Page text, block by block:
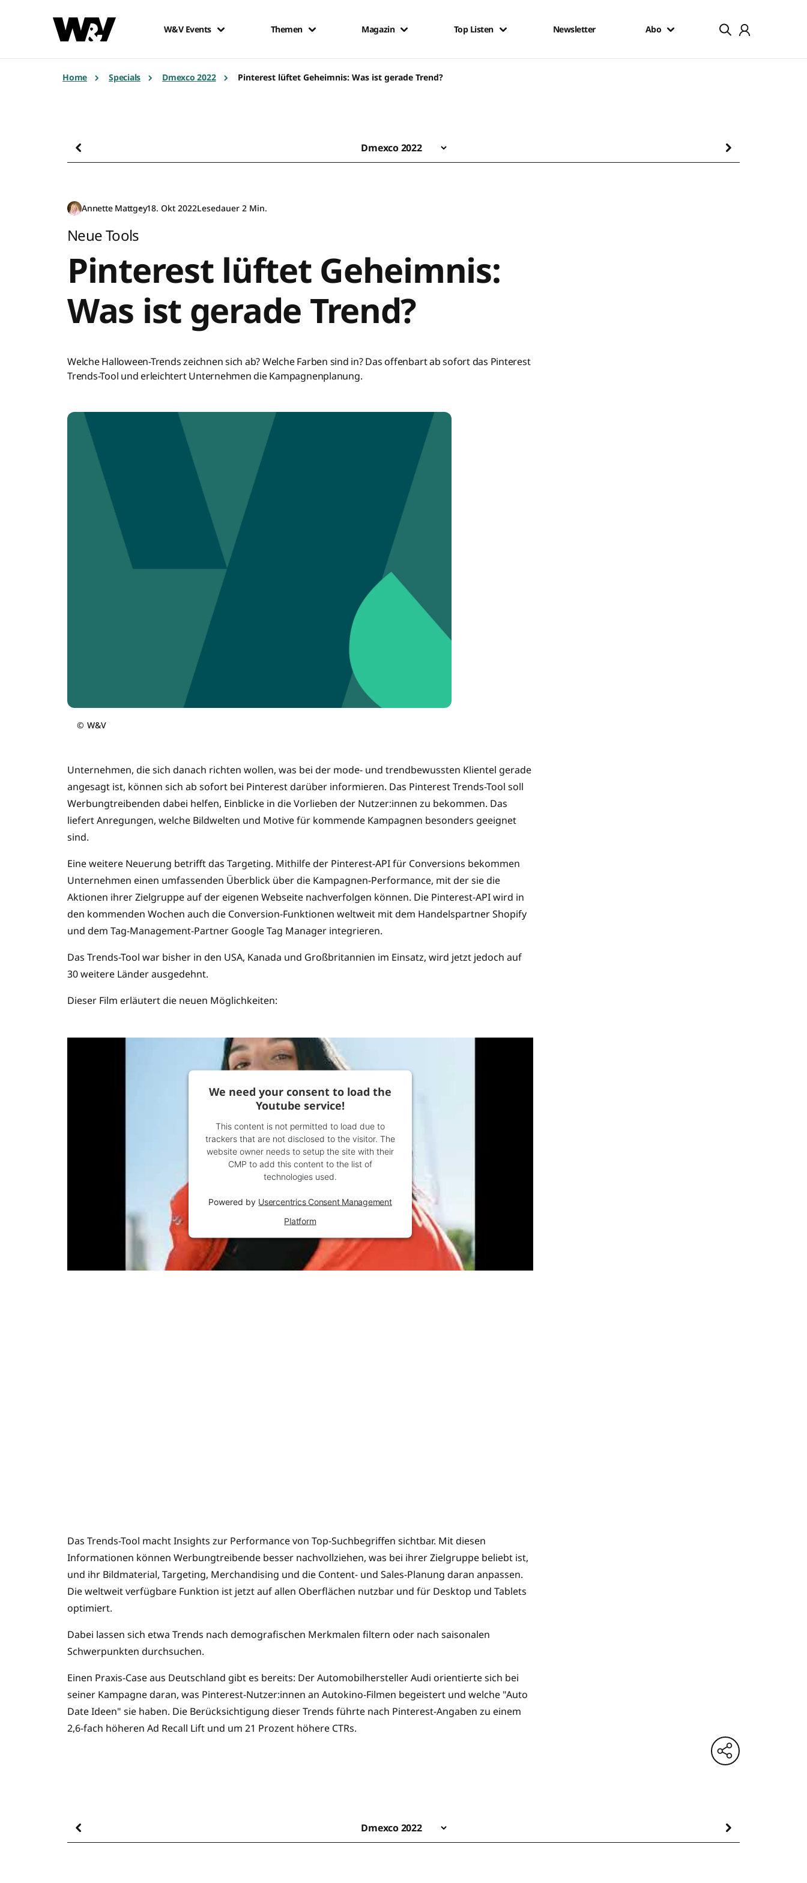
W&V Events Themen Magazin Top Listen Newsletter Abo
Home Specials Dmexco 2022 Pinterest lüftet Geheimnis: Was ist gerade Trend?
Dmexco 2022
Annette Mattgey18. Okt 2022Lesedauer 2 Min.
Neue Tools
Pinterest lüftet Geheimnis:
Was ist gerade Trend?
Welche Halloween-Trends zeichnen sich ab? Welche Farben sind in? Das offenbart ab sofort das Pinterest
Trends-Tool und erleichtert Unternehmen die Kampagnenplanung.
© W&V
Unternehmen, die sich danach richten wollen, was bei der mode- und trendbewussten Klientel gerade
angesagt ist, können sich ab sofort bei Pinterest darüber informieren. Das Pinterest Trends-Tool soll
Werbungtreibenden dabei helfen, Einblicke in die Vorlieben der Nutzer:innen zu bekommen. Das
liefert Anregungen, welche Bildwelten und Motive für kommende Kampagnen besonders geeignet
sind.
Eine weitere Neuerung betrifft das Targeting. Mithilfe der Pinterest-API für Conversions bekommen
Unternehmen einen umfassenden Überblick über die Kampagnen-Performance, mit der sie die
Aktionen ihrer Zielgruppe auf der eigenen Webseite nachverfolgen können. Die Pinterest-API wird in
den kommenden Wochen auch die Conversion-Funktionen weltweit mit dem Handelspartner Shopify
und dem Tag-Management-Partner Google Tag Manager integrieren.
Das Trends-Tool war bisher in den USA, Kanada und Großbritannien im Einsatz, wird jetzt jedoch auf
30 weitere Länder ausgedehnt.
Dieser Film erläutert die neuen Möglichkeiten:
We need your consent to load the
Youtube service!
This content is not permitted to load due to
trackers that are not disclosed to the visitor. The
website owner needs to setup the site with their
CMP to add this content to the list of
technologies used.
Powered by Usercentrics Consent Management
Platform
Das Trends-Tool macht Insights zur Performance von Top-Suchbegriffen sichtbar. Mit diesen
Informationen können Werbungtreibende besser nachvollziehen, was bei ihrer Zielgruppe beliebt ist,
und ihr Bildmaterial, Targeting, Merchandising und die Content- und Sales-Planung daran anpassen.
Die weltweit verfügbare Funktion ist jetzt auf allen Oberflächen nutzbar und für Desktop und Tablets
optimiert.
Dabei lassen sich etwa Trends nach demografischen Merkmalen filtern oder nach saisonalen
Schwerpunkten durchsuchen.
Einen Praxis-Case aus Deutschland gibt es bereits: Der Automobilhersteller Audi orientierte sich bei
seiner Kampagne daran, was Pinterest-Nutzer:innen an Autokino-Filmen begeistert und welche "Auto
Date Ideen" sie haben. Die Berücksichtigung dieser Trends führte nach Pinterest-Angaben zu einem
2,6-fach höheren Ad Recall Lift und um 21 Prozent höhere CTRs.
Dmexco 2022